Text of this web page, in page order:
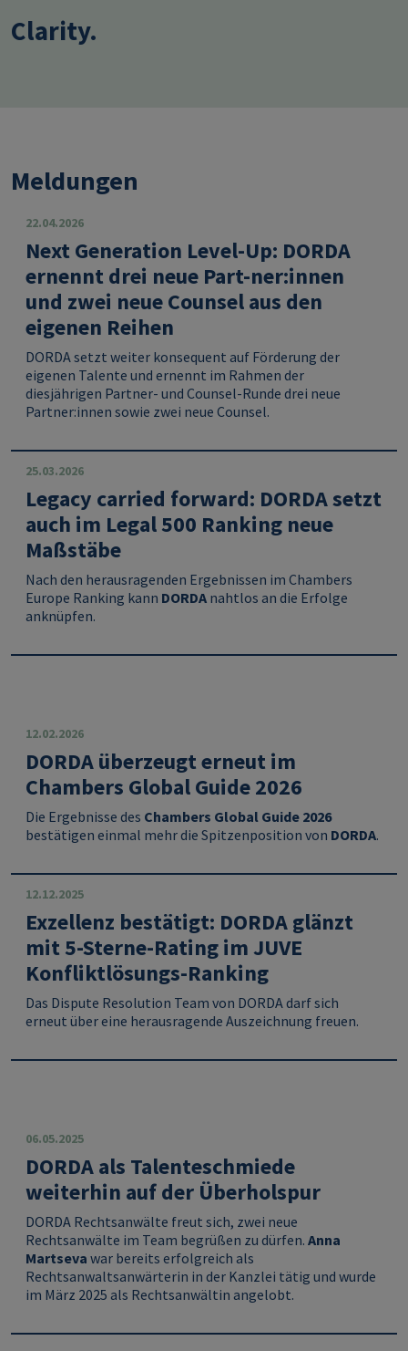
Clarity.
Meldungen
22.04.2026
Next Generation Level-Up: DORDA
ernennt drei neue Part-ner:innen
und zwei neue Counsel aus den
eigenen Reihen
DORDA setzt weiter konsequent auf Förderung der
eigenen Talente und ernennt im Rahmen der
diesjährigen Partner- und Counsel-Runde drei neue
Partner:innen sowie zwei neue Counsel.
25.03.2026
Legacy carried forward: DORDA setzt
auch im Legal 500 Ranking neue
Maßstäbe
Nach den herausragenden Ergebnissen im Chambers
Europe Ranking kann DORDA nahtlos an die Erfolge
anknüpfen.
12.02.2026
DORDA überzeugt erneut im
Chambers Global Guide 2026
Die Ergebnisse des Chambers Global Guide 2026
bestätigen einmal mehr die Spitzenposition von DORDA.
12.12.2025
Exzellenz bestätigt: DORDA glänzt
mit 5-Sterne-Rating im JUVE
Konfliktlösungs-Ranking
Das Dispute Resolution Team von DORDA darf sich
erneut über eine herausragende Auszeichnung freuen.
06.05.2025
DORDA als Talenteschmiede
weiterhin auf der Überholspur
DORDA Rechtsanwälte freut sich, zwei neue
Rechtsanwälte im Team begrüßen zu dürfen. Anna
Martseva war bereits erfolgreich als
Rechtsanwaltsanwärterin in der Kanzlei tätig und wurde
im März 2025 als Rechtsanwältin angelobt.